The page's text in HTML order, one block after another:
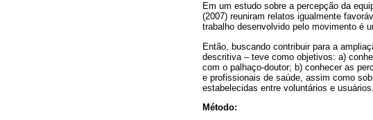
Em um estudo sobre a percepção da
(2007) reuniram relatos igualmente
trabalho desenvolvido pelo movimento é
Então, buscando contribuir para a
descritiva – teve como objetivos: a)
com o palhaço-doutor; b) conhecer as
e profissionais de saúde, assim como
estabelecidas entre voluntários e usuários.
Método: